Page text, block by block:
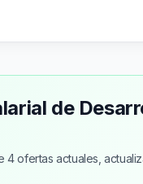
de
4 ofertas actuales,